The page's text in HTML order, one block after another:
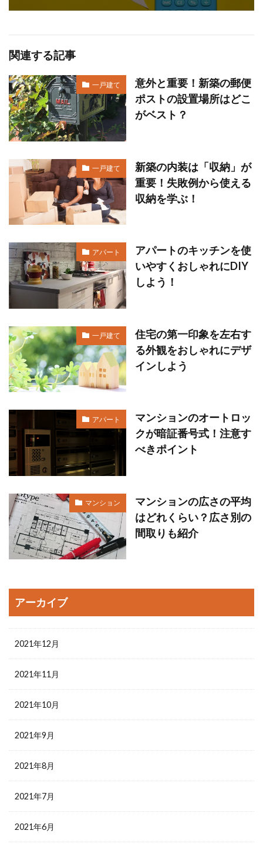
関連する記事
一戸建て
意外と重要！新築の郵便
ポストの設置場所はどこ
がベスト？
一戸建て
新築の内装は「収納」が
重要！失敗例から使える
収納を学ぶ！
アパート
アパートのキッチンを使
いやすくおしゃれにDIY
しよう！
一戸建て
住宅の第一印象を左右す
る外観をおしゃれにデザ
インしよう
アパート
マンションのオートロッ
クが暗証番号式！注意す
べきポイント
マンション
マンションの広さの平均
はどれくらい？広さ別の
間取りも紹介
アーカイブ
2021年12月
2021年11月
2021年10月
2021年9月
2021年8月
2021年7月
2021年6月